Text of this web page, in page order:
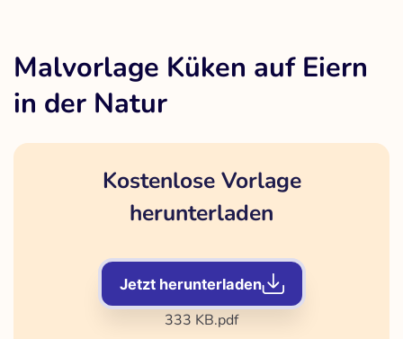
Malvorlage Küken auf Eiern
in der Natur
Kostenlose Vorlage
herunterladen
Jetzt herunterladen
333 KB.pdf